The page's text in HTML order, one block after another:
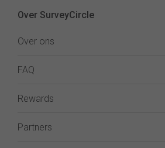
Over SurveyCircle
Over ons
FAQ
Rewards
Partners